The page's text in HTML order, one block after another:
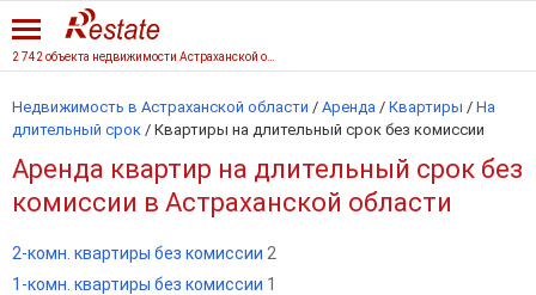
Недвижимость в Астраханской области / Аренда / Квартиры / На
длительный срок / Квартиры на длительный срок без комиссии
Аренда квартир на длительный срок без
комиссии в Астраханской области
2-комн. квартиры без комиссии 2
1-комн. квартиры без комиссии 1